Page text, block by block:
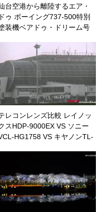
台空港から離陸するエア・
ドゥ ボーイング737-500特別
装機ベアドゥ・ドリーム号
レコンレンズ比較 レイノッ
スHDP-9000EX VS ソニー
HG1758 VS キヤノンTL-